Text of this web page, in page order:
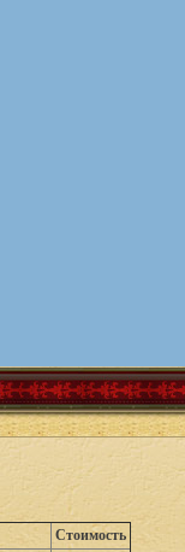
Стоимость